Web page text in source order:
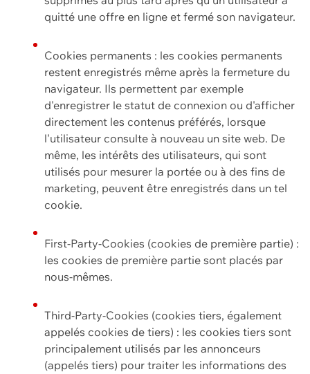
quitté une offre en ligne et fermé son navigateur.
Cookies permanents : les cookies permanents
restent enregistrés même après la fermeture du
navigateur. Ils permettent par exemple
d'enregistrer le statut de connexion ou d'afficher
directement les contenus préférés, lorsque
l'utilisateur consulte à nouveau un site web. De
même, les intérêts des utilisateurs, qui sont
utilisés pour mesurer la portée ou à des fins de
marketing, peuvent être enregistrés dans un tel
cookie.
First-Party-Cookies (cookies de première partie) :
les cookies de première partie sont placés par
nous-mêmes.
Third-Party-Cookies (cookies tiers, également
appelés cookies de tiers) : les cookies tiers sont
principalement utilisés par les annonceurs
(appelés tiers) pour traiter les informations des